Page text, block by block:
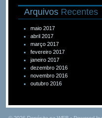
Arquivos Recentes
maio 2017
abril 2017
março 2017
fevereiro 2017
janeiro 2017
dezembro 2016
novembro 2016
outubro 2016